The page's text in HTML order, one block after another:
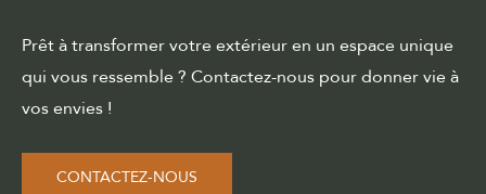
Prêt à transformer votre extérieur en un espace unique
qui vous ressemble ? Contactez-nous pour donner vie à
vos envies !
CONTACTEZ-NOUS